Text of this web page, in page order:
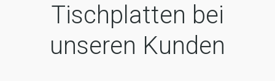
Tischplatten bei
unseren Kunden